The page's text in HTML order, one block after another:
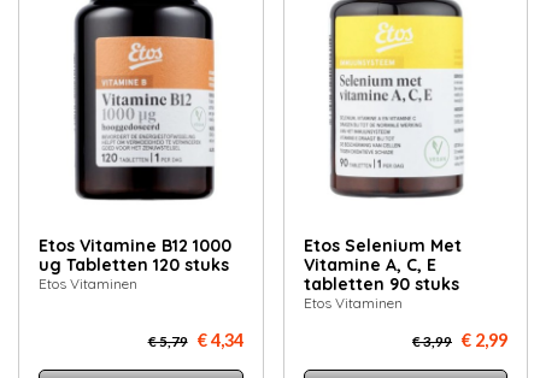
Etos Vitamine B12 1000
ug Tabletten 120 stuks
Etos Vitaminen
€ 5,79 € 4,34
Etos Selenium Met
Vitamine A, C, E
tabletten 90 stuks
Etos Vitaminen
€ 3,99 € 2,99